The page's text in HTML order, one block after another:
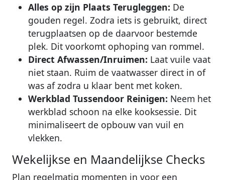
Alles op zijn Plaats Terugleggen: De
gouden regel. Zodra iets is gebruikt, direct
terugplaatsen op de daarvoor bestemde
plek. Dit voorkomt ophoping van rommel.
Direct Afwassen/Inruimen: Laat vuile vaat
niet staan. Ruim de vaatwasser direct in of
was af zodra u klaar bent met koken.
Werkblad Tussendoor Reinigen: Neem het
werkblad schoon na elke kooksessie. Dit
minimaliseert de opbouw van vuil en
vlekken.
Wekelijkse en Maandelijkse Checks
Plan regelmatig momenten in voor een